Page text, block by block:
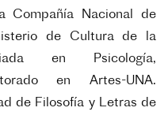
Compañía Nacional de
de Cultura de la
en Psicología,
en Artes-UNA.
de Filosofía y Letras de